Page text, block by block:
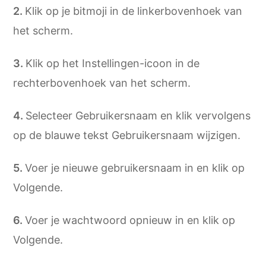
Klik op je bitmoji in de linkerbovenhoek van
het scherm.
Klik op het Instellingen-icoon in de
rechterbovenhoek van het scherm.
Selecteer Gebruikersnaam en klik vervolgens
op de blauwe tekst Gebruikersnaam wijzigen.
Voer je nieuwe gebruikersnaam in en klik op
Volgende.
Voer je wachtwoord opnieuw in en klik op
Volgende.